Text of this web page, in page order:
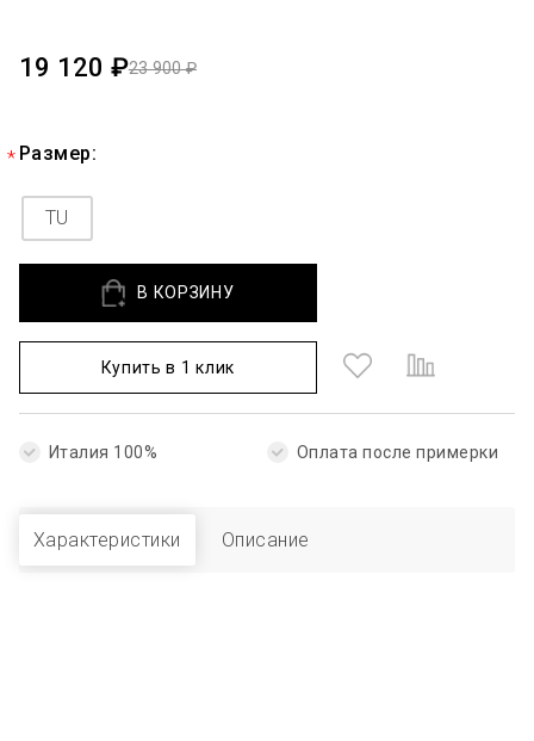
23 900 ₽
19 120 ₽
Размер:
TU
В КОРЗИНУ
Купить в 1 клик
Италия 100% Оплата после примерки
Характеристики Описание